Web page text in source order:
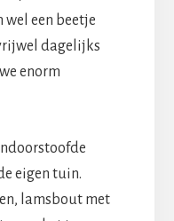
wel een beetje
dagelijks
enorm
eigen tuin.
lamsbout met